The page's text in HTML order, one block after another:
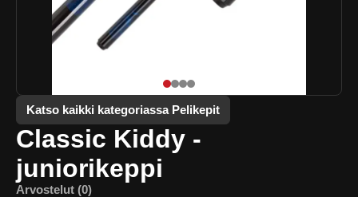
Katso kaikki kategoriassa Pelikepit
Classic Kiddy -
juniorikeppi
Arvostelut (0)